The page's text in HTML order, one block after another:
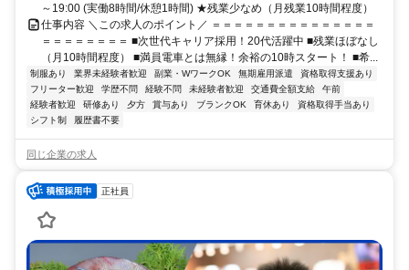
～19:00 (実働8時間/休憩1時間) ★残業少なめ（月残業10時間程度）
仕事内容 ＼この求人のポイント／ ＝＝＝＝＝＝＝＝＝＝＝＝＝＝＝
＝＝＝＝＝＝＝＝ ■次世代キャリア採用！20代活躍中 ■残業ほぼなし
（月10時間程度） ■満員電車とは無縁！余裕の10時スタート！ ■希...
制服あり 業界未経験者歓迎 副業・WワークOK 無期雇用派遣
資格取得支援あり
フリーター歓迎
学歴不問 経験不問 未経験者歓迎 交通費全額支給
午前
経験者歓迎
研修あり 夕方 賞与あり ブランクOK 育休あり
資格取得手当あり
シフト制
履歴書不要
同じ企業の求人
正社員